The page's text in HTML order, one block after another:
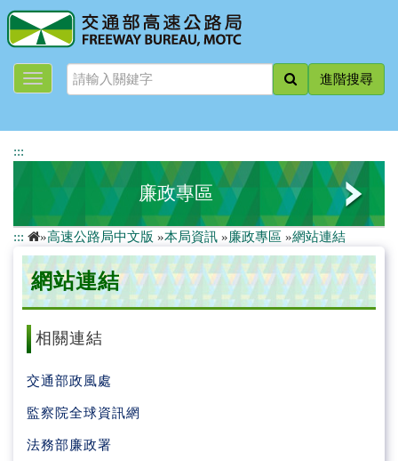
跳
到
主
進階搜尋
:::
廉政專區
廉政平臺
廉政專線
廉政政策
廉政宣導
廉政倫理
::: »高速公路局中文版 »本局資訊 » 廉政專區 »網站連結
網站連結
相關連結
交通部政風處
監察 院全球資訊網
法務部 廉政署